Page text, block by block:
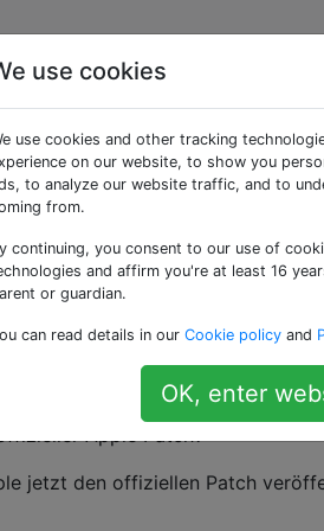
neu
(die
6271 und
ausgeliefert) ist anfällig für die
CVE-2014-7169)
jetzt den offiziellen Patch
use cookies
use cookies and other tracking
on our website, to show you
to analyze our website traffic, and to
from.
continuing, you consent to our use of
and affirm you're at least 16
or guardian.
can read details in our Cookie policy and
OK, enter